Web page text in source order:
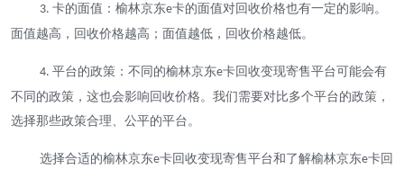
3. 卡的面值：榆林京东e卡的面值对回收价格也有一定的影响。
面值越高，回收价格越高；面值越低，回收价格越低。
4. 平台的政策：不同的榆林京东e卡回收变现寄售平台可能会有
不同的政策，这也会影响回收价格。我们需要对比多个平台的政策，
选择那些政策合理、公平的平台。
选择合适的榆林京东e卡回收变现寄售平台和了解榆林京东e卡回